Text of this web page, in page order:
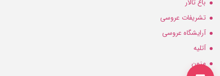
باغ تالار
تشریفات عروسی
آرایشگاه عروسی
آتلیه
مزون